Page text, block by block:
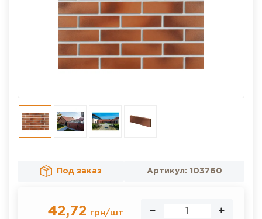
Под заказ Артикул: 103760
42,72 грн/шт